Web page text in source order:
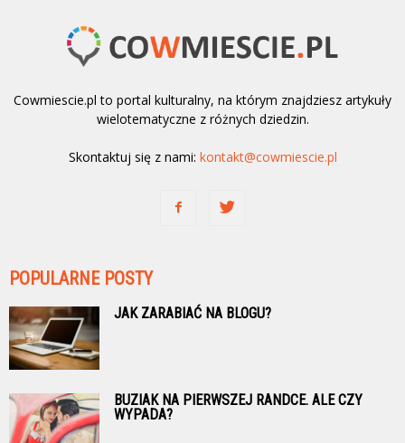
Cowmiescie.pl to portal kulturalny, na którym znajdziesz artykuły
wielotematyczne z różnych dziedzin.
Skontaktuj się z nami: kontakt@cowmiescie.pl
POPULARNE POSTY
JAK ZARABIAĆ NA BLOGU?
BUZIAK NA PIERWSZEJ RANDCE. ALE CZY
WYPADA?